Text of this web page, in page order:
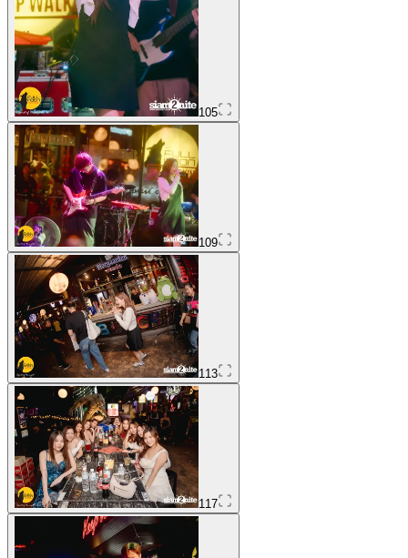
105
109
113
117